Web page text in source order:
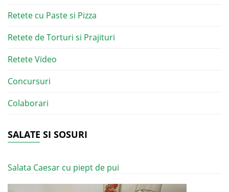
Retete cu Paste si Pizza
Retete de Torturi si Prajituri
Retete Video
Concursuri
Colaborari
SALATE SI SOSURI
Salata Caesar cu piept de pui